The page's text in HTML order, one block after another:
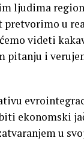
ljudima
pretvorimo u
videti
pitanju i
ekonomski
u